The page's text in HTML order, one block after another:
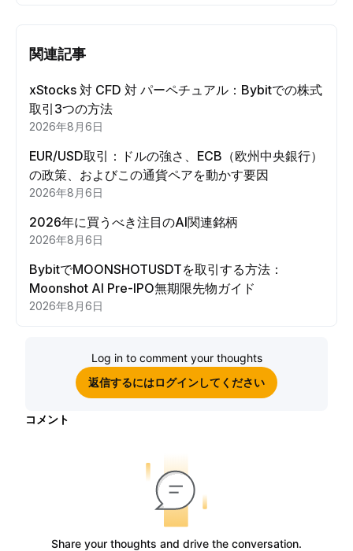
関連記事
xStocks 対 CFD 対 パーペチュアル：Bybitでの株式
取引3つの方法
2026年8月6日
EUR/USD取引：ドルの強さ、ECB（欧州中央銀行）
の政策、およびこの通貨ペアを動かす要因
2026年8月6日
2026年に買うべき注目のAI関連銘柄
2026年8月6日
BybitでMOONSHOTUSDTを取引する方法：
Moonshot AI Pre-IPO無期限先物ガイド
2026年8月6日
Log in to comment your thoughts
返信するにはログインしてください
コメント
Share your thoughts and drive the conversation.